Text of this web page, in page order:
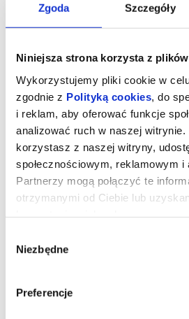
Zgoda Szczegóły
Niniejsza strona korzysta z
Wykorzystujemy pliki cookie w
zgodnie z Polityką cookies , do
i reklam, aby oferować funkcje
analizować ruch w naszej
korzystasz z naszej witryny,
społecznościowym, reklamowym i
Partnerzy mogą połączyć te
otrzymanymi od Ciebie lub
zgody
Niezbędne
Preferencje
Władcy
Dziesięcioletni Adam rozbija się na
trakcie lądowania traci Miecz Mocy
przodków. Po 15 latach rozłąki Miecz